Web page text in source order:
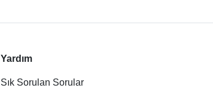
Yardım
Sık Sorulan Sorular